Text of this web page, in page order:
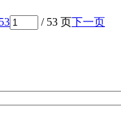
/ 53 页下一页